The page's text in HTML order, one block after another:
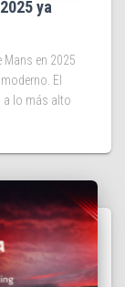
ya
Mans en 2025
El
a lo más alto